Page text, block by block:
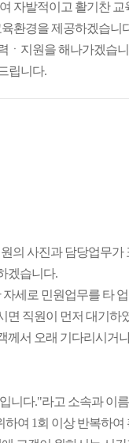
자발적이고 활기찬
환경을 제공하겠습니
ㆍ지원을 해나가겠습
립니다.
의 사진과 담당업무
겠습니다.
세로 민원업무를 타
직원이 먼저 대기
서 오래 기다리시거
니다."라고 소속과 이
여 1회 이상 반복하여